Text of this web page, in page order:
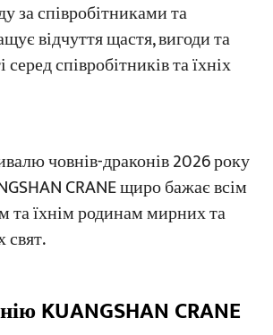
за співробітниками та
відчуття щастя, вигоди та
співробітників та їхніх
човнів-драконів 2026 року
CRANE щиро бажає всім
та їхнім родинам мирних та
свят.
KUANGSHAN CRANE